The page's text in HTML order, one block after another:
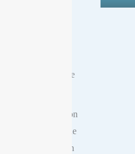
Terapia de
Trabajo con
parejas que
atraviesan